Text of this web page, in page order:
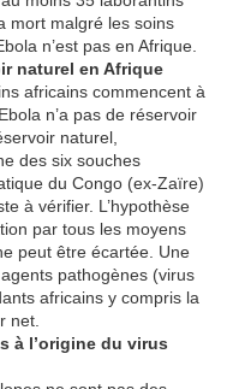
mort malgré les soins
n’est pas en Afrique.
naturel en Afrique
africains commencent à
n’a pas de réservoir
naturel,
des six souches
du Congo (ex-Zaïre)
à vérifier. L’hypothèse
par tous les moyens
peut être écartée. Une
pathogènes (virus
africains y compris la
net.
à l’origine du virus